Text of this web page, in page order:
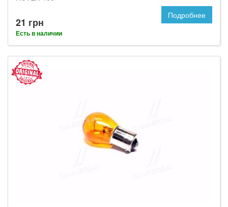
21 грн
Есть в наличии
Подробнее